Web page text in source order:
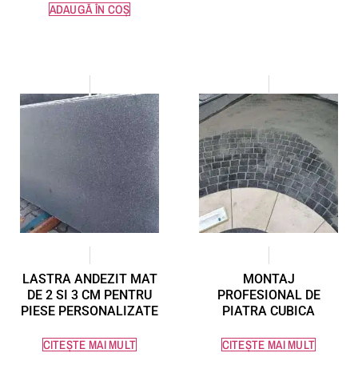
ADAUGĂ ÎN COȘ
LASTRA ANDEZIT MAT
DE 2 SI 3 CM PENTRU
PIESE PERSONALIZATE
CITEȘTE MAI MULT
MONTAJ
PROFESIONAL DE
PIATRA CUBICA
CITEȘTE MAI MULT